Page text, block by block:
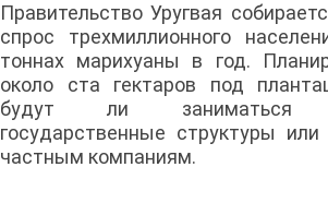
Правительство Уругвая
спрос трехмиллионного
тоннах марихуаны в год.
около ста гектаров под
будут ли заниматься
государственные структуры
частным компаниям.